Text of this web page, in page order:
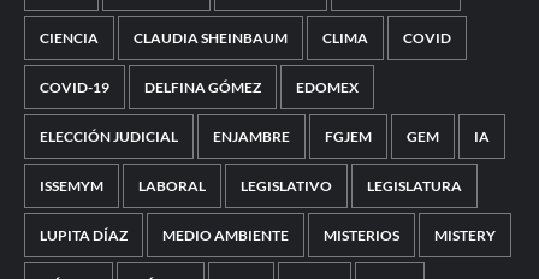
CIENCIA CLAUDIA SHEINBAUM CLIMA COVID
COVID-19 DELFINA GÓMEZ EDOMEX
ELECCIÓN JUDICIAL ENJAMBRE FGJEM GEM IA
ISSEMYM LABORAL LEGISLATIVO LEGISLATURA
LUPITA DÍAZ MEDIO AMBIENTE MISTERIOS MISTERY